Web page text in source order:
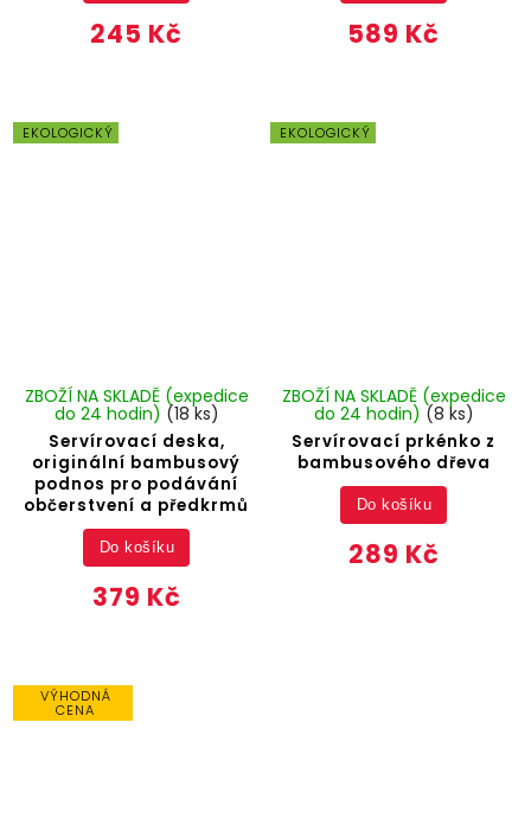
245 Kč 589 Kč
EKOLOGICKÝ
Servírovací deska,
originální bambusový
podnos pro podávání
občerstvení a předkrmů
ZBOŽÍ NA SKLADĚ (expedice
do 24 hodin) (18 ks)
379 Kč
Do košíku
EKOLOGICKÝ
Servírovací prkénko z
bambusového dřeva
ZBOŽÍ NA SKLADĚ (expedice
do 24 hodin) (8 ks)
289 Kč
Do košíku
VÝHODNÁ
CENA